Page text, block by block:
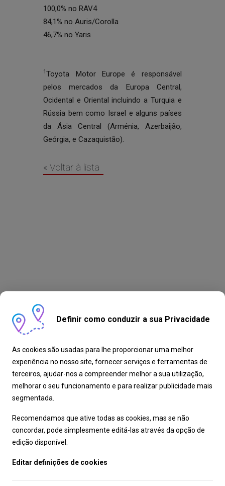
100,0% no RAV4
84,1% no Auris/Corolla
46,7% no Yaris
1Toyota Motor Europe é responsável
pelos mercados da Europa Central,
Ocidental e Oriental incluindo a Turquia e
Rússia bem como Israel e alguns países
da Ásia Central (Arménia, Azerbaijão,
Geórgia, e Cazaquistão).
« Voltar à lista
Definir como conduzir a sua Privacidade
As cookies são usadas para lhe proporcionar uma melhor
experiência no nosso site, fornecer serviços e ferramentas de
terceiros, ajudar-nos a compreender melhor a sua utilização,
melhorar o seu funcionamento e para realizar publicidade mais
segmentada.
Recomendamos que ative todas as cookies, mas se não
concordar, pode simplesmente editá-las através da opção de
edição disponível.
Editar definições de cookies